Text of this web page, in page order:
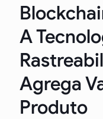
A
Agrega
Produto